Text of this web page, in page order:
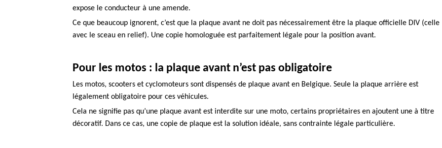
expose le conducteur à une amende.
Ce que beaucoup ignorent, c’est que la plaque avant ne doit pas nécessairement être la plaque officielle DIV (celle
avec le sceau en relief). Une copie homologuée est parfaitement légale pour la position avant.
Pour les motos : la plaque avant n’est pas obligatoire
Les motos, scooters et cyclomoteurs sont dispensés de plaque avant en Belgique. Seule la plaque arrière est
légalement obligatoire pour ces véhicules.
Cela ne signifie pas qu’une plaque avant est interdite sur une moto, certains propriétaires en ajoutent une à titre
décoratif. Dans ce cas, une copie de plaque est la solution idéale, sans contrainte légale particulière.